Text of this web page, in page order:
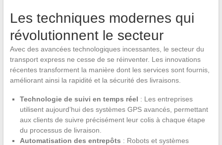
Les techniques modernes qui
révolutionnent le secteur
Avec des avancées technologiques incessantes, le secteur du
transport express ne cesse de se réinventer. Les innovations
récentes transforment la manière dont les services sont fournis,
améliorant ainsi la rapidité et la sécurité des livraisons.
Technologie de suivi en temps réel : Les entreprises
utilisent aujourd’hui des systèmes GPS avancés, permettant
aux clients de suivre précisément leur colis à chaque étape
du processus de livraison.
Automatisation des entrepôts : Robots et systèmes